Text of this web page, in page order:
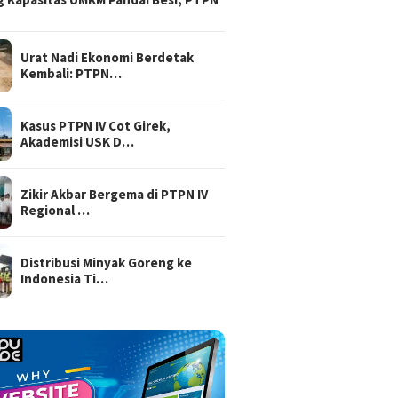
Urat Nadi Ekonomi Berdetak
Kembali: PTPN…
Kasus PTPN IV Cot Girek,
Akademisi USK D…
Zikir Akbar Bergema di PTPN IV
Regional …
Distribusi Minyak Goreng ke
Indonesia Ti…